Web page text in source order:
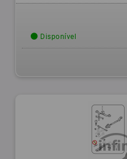
Disponível